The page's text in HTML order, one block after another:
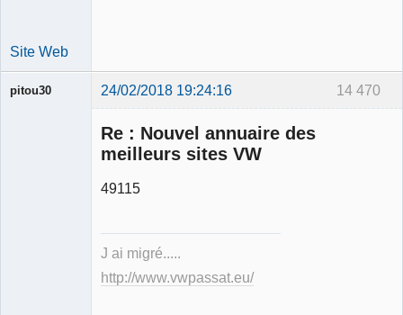
Site Web
14 470
pitou30 24/02/2018 19:24:16
Re : Nouvel annuaire des
meilleurs sites VW
49115
J ai migré.....
http://www.vwpassat.eu/